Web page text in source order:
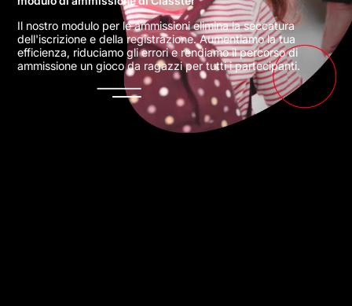
Il nostro modulo per le ammissioni elimina la seccatura
dell'iscrizione e della registrazione. Aumentiamo la tua
efficienza, riduciamo gli errori e rendiamo il percorso di
ammissione un gioco da ragazzi per tutti i partecipanti.